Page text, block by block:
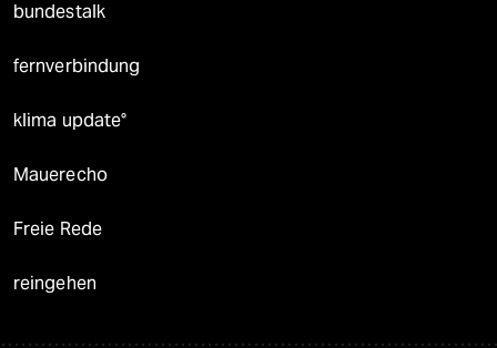
bundestalk
fernverbindung
klima update°
Mauerecho
Freie Rede
reingehen